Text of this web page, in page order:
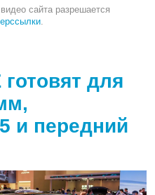
сайта разрешается
для
и передний